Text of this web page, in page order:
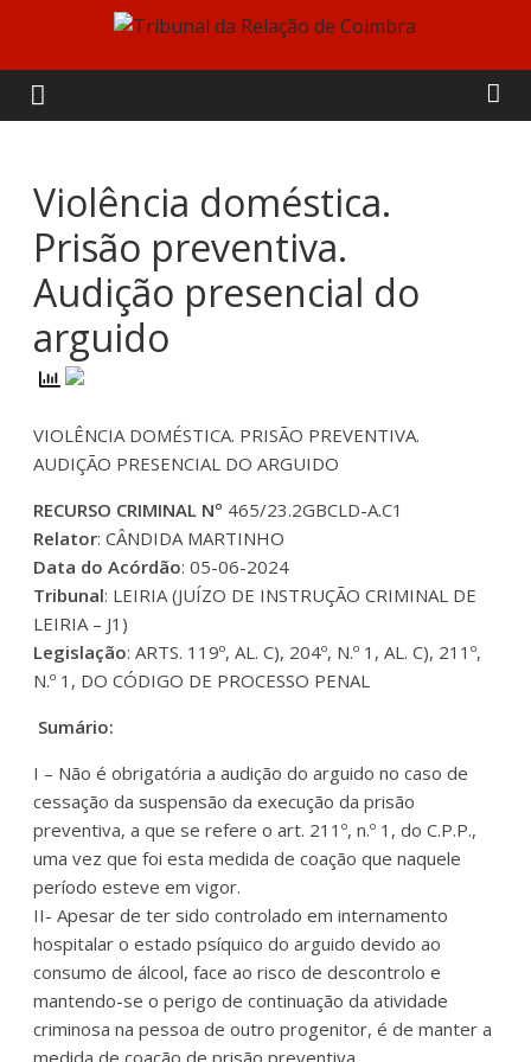
content
Tribunal
da
Relação
de
Coimbra
Violência doméstica.
Prisão preventiva.
Audição presencial do
arguido
VIOLÊNCIA DOMÉSTICA. PRISÃO PREVENTIVA.
AUDIÇÃO PRESENCIAL DO ARGUIDO
RECURSO CRIMINAL Nº 465/23.2GBCLD-A.C1
Relator: CÂNDIDA MARTINHO
Data do Acórdão: 05-06-2024
Tribunal: LEIRIA (JUÍZO DE INSTRUÇÃO CRIMINAL DE
LEIRIA – J1)
Legislação: ARTS. 119º, AL. C), 204º, N.º 1, AL. C), 211º,
N.º 1, DO CÓDIGO DE PROCESSO PENAL
Sumário:
I – Não é obrigatória a audição do arguido no caso de
cessação da suspensão da execução da prisão
preventiva, a que se refere o art. 211º, n.º 1, do C.P.P.,
uma vez que foi esta medida de coação que naquele
período esteve em vigor.
II- Apesar de ter sido controlado em internamento
hospitalar o estado psíquico do arguido devido ao
consumo de álcool, face ao risco de descontrolo e
mantendo-se o perigo de continuação da atividade
criminosa na pessoa de outro progenitor, é de manter a
medida de coação de prisão preventiva.